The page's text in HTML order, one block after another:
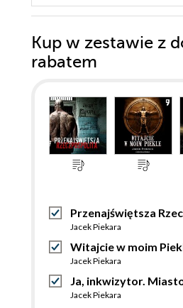
Kup w zestawie z
rabatem
Przenajświętsza
Jacek Piekara
Witajcie w moim
Jacek Piekara
Ja, inkwizytor.
Jacek Piekara